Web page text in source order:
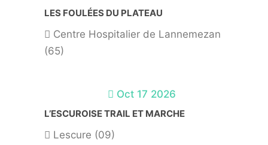
LES FOULÉES DU PLATEAU
Centre Hospitalier de Lannemezan
(65)
Oct 17 2026
L’ESCUROISE TRAIL ET MARCHE
Lescure (09)